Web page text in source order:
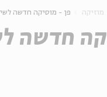
מוזיקה פן - מוסיקה חדשה
חדשה